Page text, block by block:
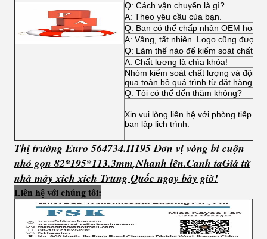
Q: Cách vận chuyển là gì?
A: Theo yêu cầu của bạn.
Q: Bạn có thể chấp nhận OEM hoặc
A: Vâng, tất nhiên. Logo cũng được
Q: Làm thế nào để kiểm soát chất
A: Chất lượng là chìa khóa!
Nhóm kiểm soát chất lượng và đội
qua toàn bộ quá trình từ đặt hàng
Q: Tôi có thể đến thăm không?
Xin vui lòng liên hệ với phòng tiếp
bạn lập lịch trình.
Thị trường Euro 564734.H195 Đơn vị vòng bi cuộn
nhỏ gọn 82*195*113.3mm,Nhanh lên.Canh taGiá từ
nhà máy xích xích Trung Quốc ngay bây giờ!
Liên hệ với chúng tôi: